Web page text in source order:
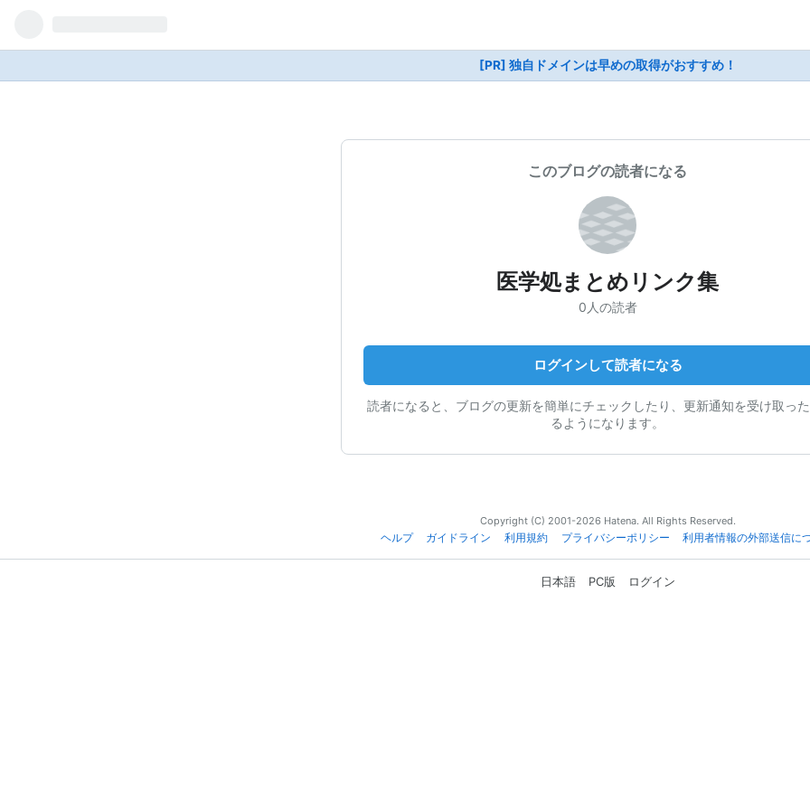
[PR] 独自ドメインは早めの取得がおすすめ！
このブログの読者になる
医学処まとめリンク集
0人の読者
ログインして読者になる
読者になると、ブログの更新を簡単にチェックしたり、更新通知を受け取っ
るようになります。
Copyright (C) 2001-2026 Hatena. All Rights Reserved.
ヘルプ
ガイドライン 利用規約 プライバシーポリシー 利用者情報の外部送信に
日本語 PC版 ログイン